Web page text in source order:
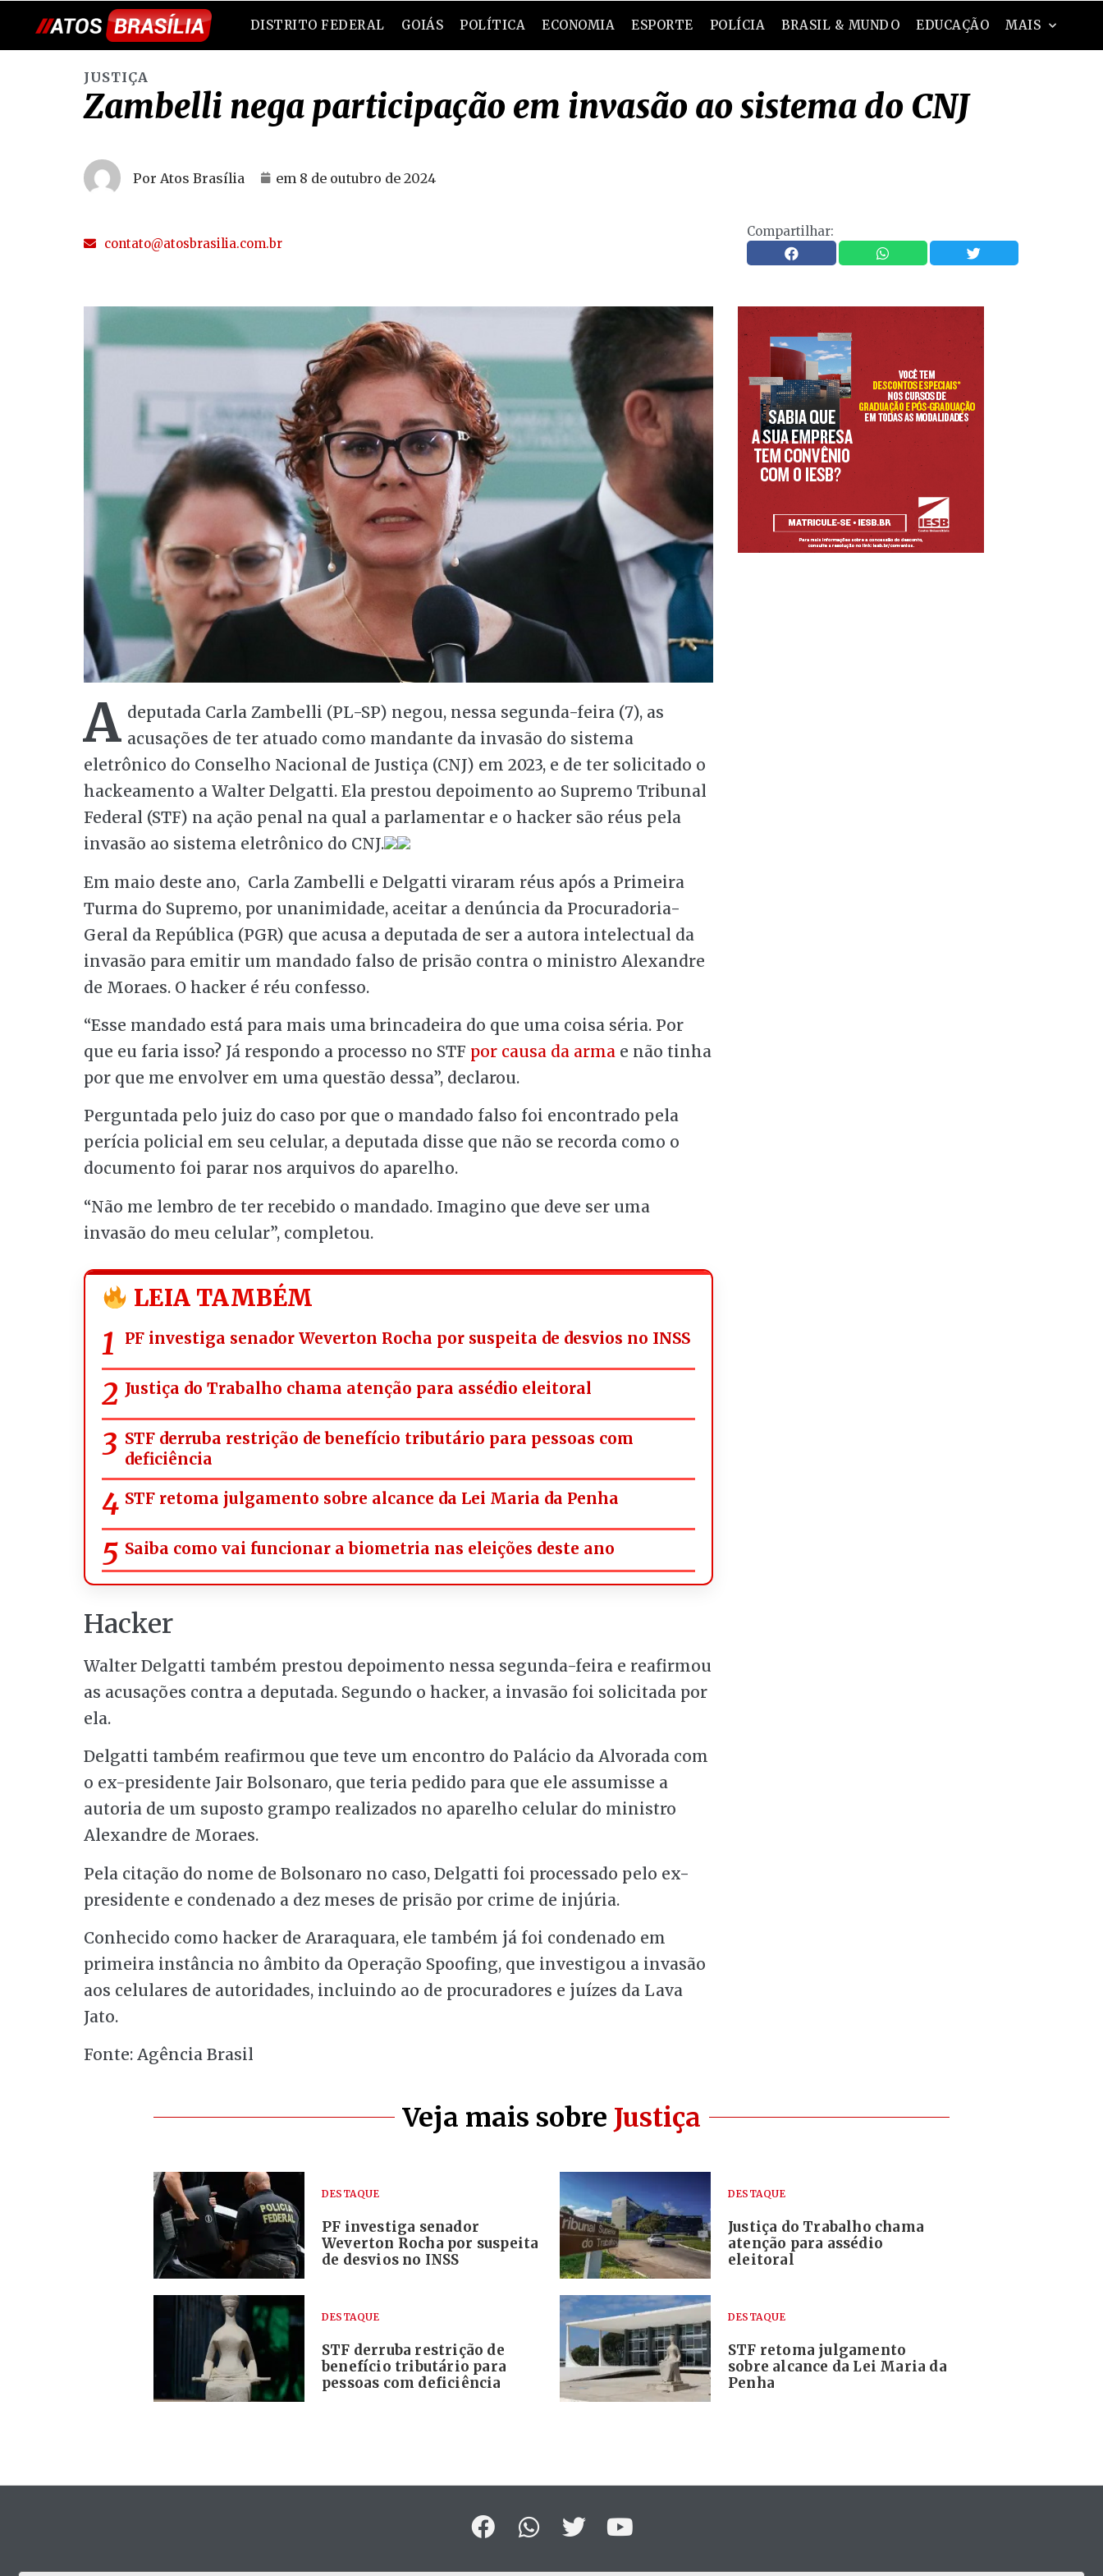
DISTRITO FEDERAL GOIÁS POLÍTICA ECONOMIA ESPORTE POLÍCIA BRASIL & MUNDO EDUCAÇÃO MAIS
JUSTIÇA
Zambelli nega participação em invasão ao sistema do CNJ
Por Atos Brasília em 8 de outubro de 2024
contato@atosbrasilia.com.br
Compartilhar:
A deputada Carla Zambelli (PL-SP) negou, nessa segunda-feira (7), as
acusações de ter atuado como mandante da invasão do sistema
eletrônico do Conselho Nacional de Justiça (CNJ) em 2023, e de ter solicitado o
hackeamento a Walter Delgatti. Ela prestou depoimento ao Supremo Tribunal
Federal (STF) na ação penal na qual a parlamentar e o hacker são réus pela
invasão ao sistema eletrônico do CNJ.
Em maio deste ano, Carla Zambelli e Delgatti viraram réus após a Primeira
Turma do Supremo, por unanimidade, aceitar a denúncia da Procuradoria-
Geral da República (PGR) que acusa a deputada de ser a autora intelectual da
invasão para emitir um mandado falso de prisão contra o ministro Alexandre
de Moraes. O hacker é réu confesso.
“Esse mandado está para mais uma brincadeira do que uma coisa séria. Por
que eu faria isso? Já respondo a processo no STF por causa da arma e não tinha
por que me envolver em uma questão dessa”, declarou.
Perguntada pelo juiz do caso por que o mandado falso foi encontrado pela
perícia policial em seu celular, a deputada disse que não se recorda como o
documento foi parar nos arquivos do aparelho.
“Não me lembro de ter recebido o mandado. Imagino que deve ser uma
invasão do meu celular”, completou.
LEIA TAMBÉM
PF investiga senador Weverton Rocha por suspeita de desvios no INSS
Justiça do Trabalho chama atenção para assédio eleitoral
STF derruba restrição de benefício tributário para pessoas com
deficiência
STF retoma julgamento sobre alcance da Lei Maria da Penha
Saiba como vai funcionar a biometria nas eleições deste ano
Hacker
Walter Delgatti também prestou depoimento nessa segunda-feira e reafirmou
as acusações contra a deputada. Segundo o hacker, a invasão foi solicitada por
ela.
Delgatti também reafirmou que teve um encontro do Palácio da Alvorada com
o ex-presidente Jair Bolsonaro, que teria pedido para que ele assumisse a
autoria de um suposto grampo realizados no aparelho celular do ministro
Alexandre de Moraes.
Pela citação do nome de Bolsonaro no caso, Delgatti foi processado pelo ex-
presidente e condenado a dez meses de prisão por crime de injúria.
Conhecido como hacker de Araraquara, ele também já foi condenado em
primeira instância no âmbito da Operação Spoofing, que investigou a invasão
aos celulares de autoridades, incluindo ao de procuradores e juízes da Lava
Jato.
Fonte: Agência Brasil
Veja mais sobre Justiça
DESTAQUE
PF investiga senador
Weverton Rocha por suspeita
de desvios no INSS
DESTAQUE
Justiça do Trabalho chama
atenção para assédio
eleitoral
DESTAQUE
STF derruba restrição de
benefício tributário para
pessoas com deficiência
DESTAQUE
STF retoma julgamento
sobre alcance da Lei Maria da
Penha